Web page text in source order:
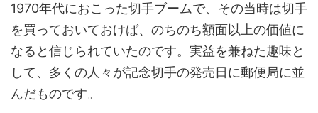
1970年代におこった切手ブームで、その当時は切手
を買っておいておけば、のちのち額面以上の価値に
なると信じられていたのです。実益を兼ねた趣味と
して、多くの人々が記念切手の発売日に郵便局に並
んだものです。